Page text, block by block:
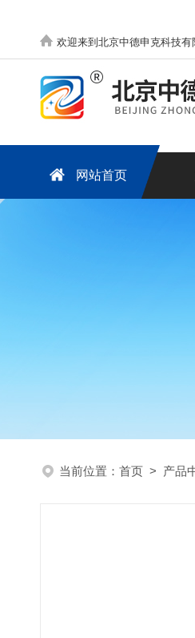
欢迎来到北京中德申克科技有
网站首页
当前位置： 首页 > 产品